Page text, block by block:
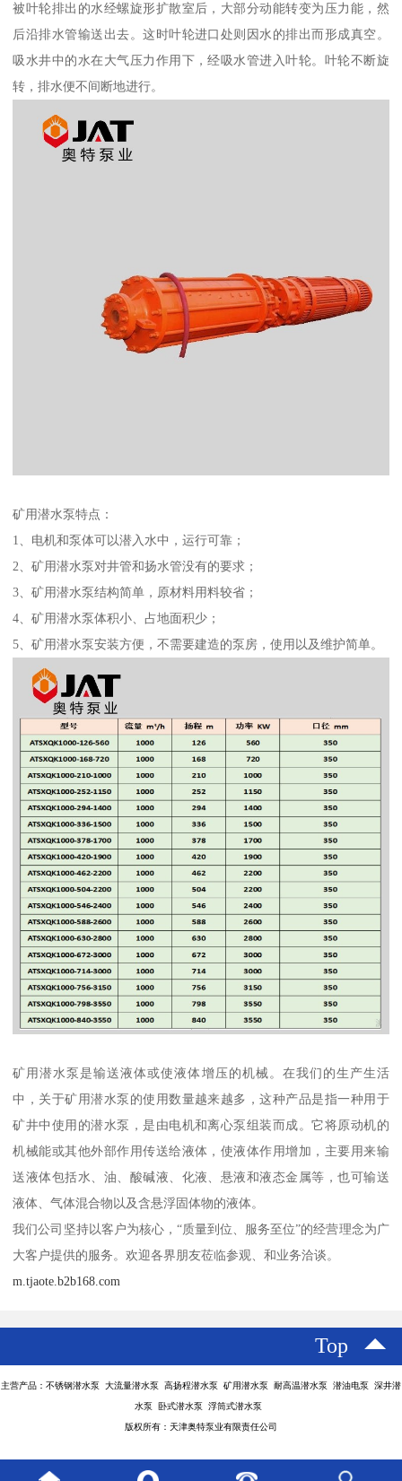
被叶轮排出的水经螺旋形扩散室后，大部分动能转变为压力能，然
后沿排水管输送出去。这时叶轮进口处则因水的排出而形成真空。
吸水井中的水在大气压力作用下，经吸水管进入叶轮。叶轮不断旋
转，排水便不间断地进行。
矿用潜水泵特点：
1、电机和泵体可以潜入水中，运行可靠；
2、矿用潜水泵对井管和扬水管没有的要求；
3、矿用潜水泵结构简单，原材料用料较省；
4、矿用潜水泵体积小、占地面积少；
5、矿用潜水泵安装方便，不需要建造的泵房，使用以及维护简单。
矿用潜水泵是输送液体或使液体增压的机械。在我们的生产生活
中，关于矿用潜水泵的使用数量越来越多，这种产品是指一种用于
矿井中使用的潜水泵，是由电机和离心泵组装而成。它将原动机的
机械能或其他外部作用传送给液体，使液体作用增加，主要用来输
送液体包括水、油、酸碱液、化液、悬液和液态金属等，也可输送
液体、气体混合物以及含悬浮固体物的液体。
我们公司坚持以客户为核心，“质量到位、服务至位”的经营理念为广
大客户提供的服务。欢迎各界朋友莅临参观、和业务洽谈。
m.tjaote.b2b168.com
Top
主营产品：不锈钢潜水泵 大流量潜水泵 高扬程潜水泵 矿用潜水泵 耐高温潜水泵 潜油电泵 深井潜
水泵 卧式潜水泵 浮筒式潜水泵
版权所有：天津奥特泵业有限责任公司